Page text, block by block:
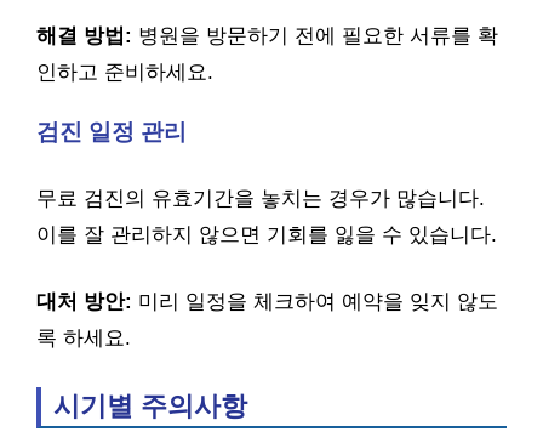
해결 방법: 병원을 방문하기 전에 필요한 서류를 확
인하고 준비하세요.
검진 일정 관리
무료 검진의 유효기간을 놓치는 경우가 많습니다.
이를 잘 관리하지 않으면 기회를 잃을 수 있습니다.
대처 방안: 미리 일정을 체크하여 예약을 잊지 않도
록 하세요.
시기별 주의사항